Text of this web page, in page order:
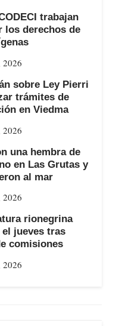
trabajan
los derechos de
2026
sobre Ley Pierri
trámites de
en Viedma
2026
una hembra de
en Las Grutas y
al mar
2026
rionegrina
jueves tras
comisiones
2026